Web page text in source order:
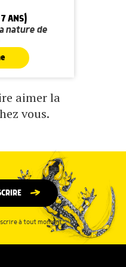
ANS)
nature de
aimer la
vous.
à tout moment.